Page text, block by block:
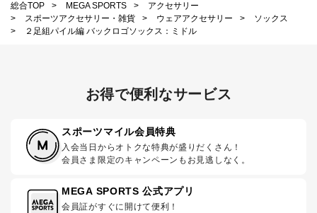
総合TOP
> MEGA SPORTS >
アクセサリー
>
スポーツアクセサリー・雑貨 > ウェアアクセサリー >
ソックス
>
２足組パイル編 バックロゴソックス：ミドル
お得で便利なサービス
スポーツマイル会員特典
入会当日からオトクな特典が盛りだくさん！
会員さま限定のキャンペーンもお見逃しなく。
MEGA SPORTS 公式アプリ
会員証がすぐに開けて便利！